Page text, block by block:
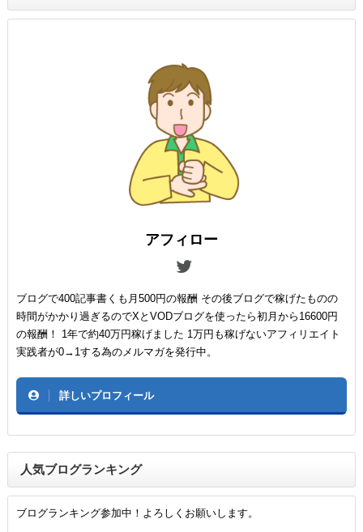
アフィロー
ブログで400記事書くも月500円の報酬 その後ブログで稼げたものの
時間がかかり過ぎるのでXとVODブログを使ったら初月から16600円
の報酬！ 1年で約40万円稼げました 1万円も稼げないアフィリエイト
実践者が0→1する為のメルマガを発行中。
詳しいプロフィール
人気ブログランキング
ブログランキング参加中！よろしくお願いします。